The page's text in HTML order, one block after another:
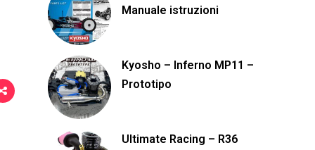
Manuale istruzioni
Kyosho – Inferno MP11 –
Prototipo
Ultimate Racing – R36